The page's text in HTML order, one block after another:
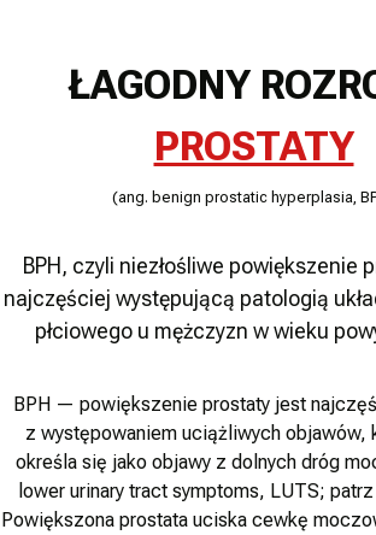
ŁAGODNY
PROSTATY
(ang. benign prostatic hyperplasia,
BPH, czyli niezłośliwe powiększenie
najczęściej występującą patologią
płciowego u mężczyzn w wieku
BPH — powiększenie prostaty jest
z występowaniem uciążliwych objawów,
określa się jako objawy z dolnych dróg
lower urinary tract symptoms, LUTS;
Powiększona prostata uciska cewkę